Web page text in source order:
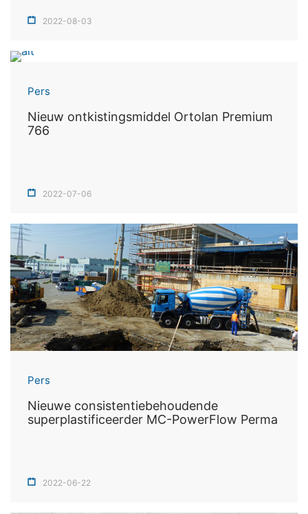
2022-08-03
Pers
Nieuw ontkistingsmiddel Ortolan Premium
766
2022-07-06
Pers
Nieuwe consistentiebehoudende
superplastificeerder MC-PowerFlow Perma
2022-06-22